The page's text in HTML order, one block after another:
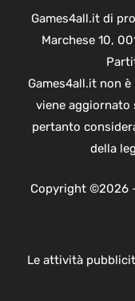
Games4all.it di
Marchese 10,
Games4all.it non
viene aggiornato
pertanto
della
Copyright ©2026
Le attività